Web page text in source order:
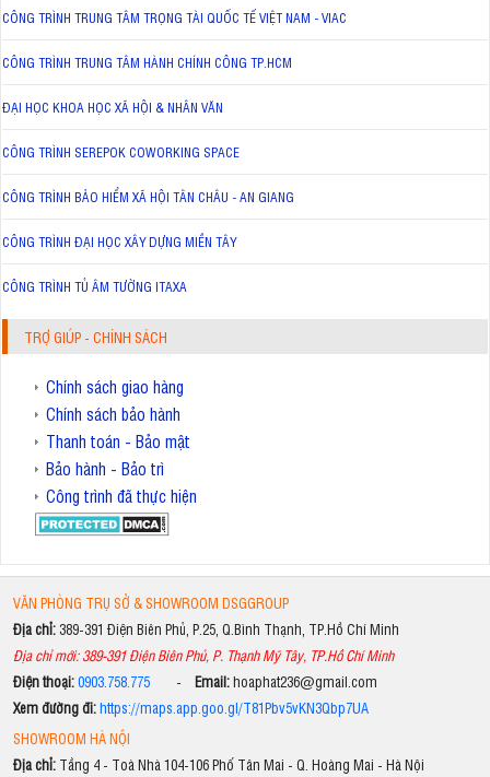
CÔNG TRÌNH TRUNG TÂM TRỌNG TÀI QUỐC TẾ VIỆT NAM - VIAC
CÔNG TRÌNH TRUNG TÂM HÀNH CHÍNH CÔNG TP.HCM
ĐẠI HỌC KHOA HỌC XÃ HỘI & NHÂN VĂN
CÔNG TRÌNH SEREPOK COWORKING SPACE
CÔNG TRÌNH BẢO HIỂM XÃ HỘI TÂN CHÂU - AN GIANG
CÔNG TRÌNH ĐẠI HỌC XÂY DỰNG MIỀN TÂY
CÔNG TRÌNH TỦ ÂM TƯỜNG ITAXA
TRỢ GIÚP - CHÍNH SÁCH
Chính sách giao hàng
Chính sách bảo hành
Thanh toán - Bảo mật
Bảo hành - Bảo trì
Công trình đã thực hiện
VĂN PHÒNG TRỤ SỞ & SHOWROOM DSGGROUP
Địa chỉ: 389-391 Điện Biên Phủ, P.25, Q.Bình Thạnh, TP.Hồ Chí Minh
Địa chỉ mới: 389-391 Điện Biên Phủ, P. Thạnh Mỹ Tây, TP.Hồ Chí Minh
Điện thoại:0903.758.775- Email:hoaphat236@gmail.com
Xem đường đi:https://maps.app.goo.gl/T81Pbv5vKN3Qbp7UA
SHOWROOM HÀ NỘI
Địa chỉ:Tầng 4 - Toà Nhà 104-106 Phố Tân Mai - Q. Hoàng Mai - Hà Nội